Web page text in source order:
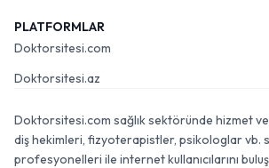
PLATFORMLAR
Doktorsitesi.com
Doktorsitesi.az
Doktorsitesi.com sağlık sektöründe hizmet
diş hekimleri, fizyoterapistler, psikologlar vb.
profesyonelleri ile internet kullanıcılarını